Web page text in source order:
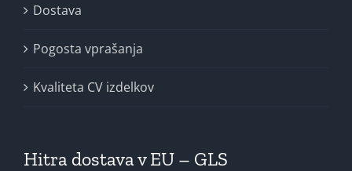
Dostava
Pogosta vprašanja
Kvaliteta CV izdelkov
Hitra dostava v EU – GLS